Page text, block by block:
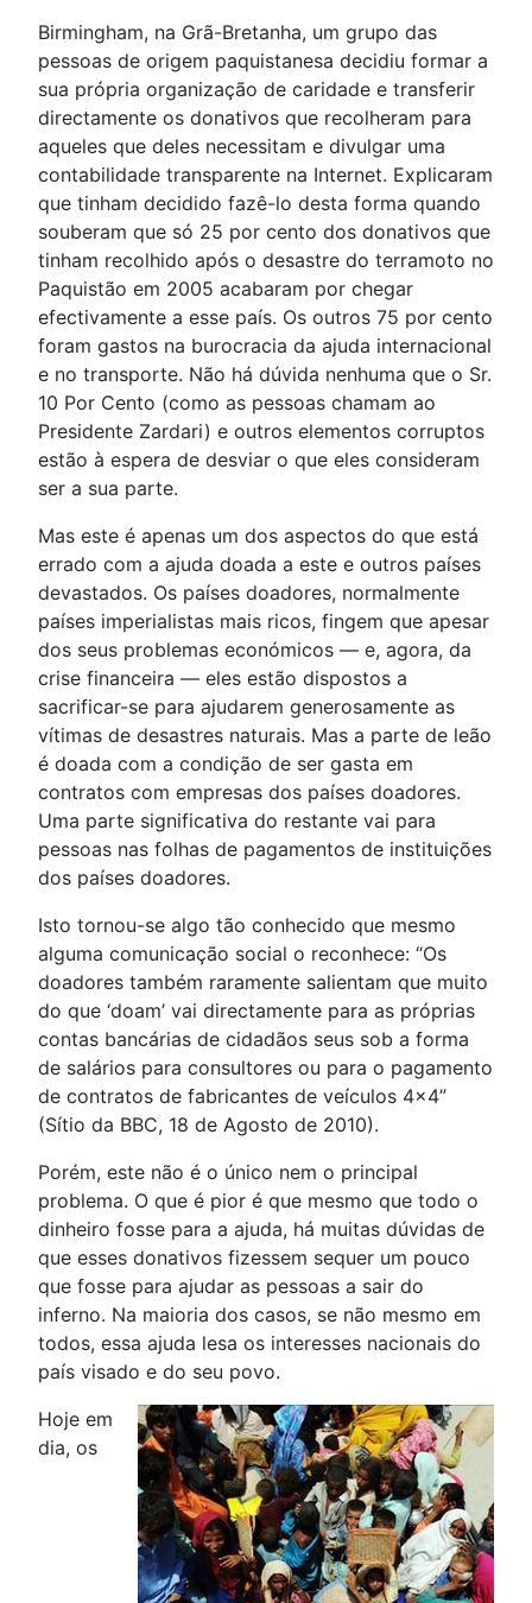
Birmingham, na Grã-Bretanha, um grupo das
pessoas de origem paquistanesa decidiu formar a
sua própria organização de caridade e transferir
directamente os donativos que recolheram para
aqueles que deles necessitam e divulgar uma
contabilidade transparente na Internet. Explicaram
que tinham decidido fazê-lo desta forma quando
souberam que só 25 por cento dos donativos que
tinham recolhido após o desastre do terramoto no
Paquistão em 2005 acabaram por chegar
efectivamente a esse país. Os outros 75 por cento
foram gastos na burocracia da ajuda internacional
e no transporte. Não há dúvida nenhuma que o Sr.
10 Por Cento (como as pessoas chamam ao
Presidente Zardari) e outros elementos corruptos
estão à espera de desviar o que eles consideram
ser a sua parte.
Mas este é apenas um dos aspectos do que está
errado com a ajuda doada a este e outros países
devastados. Os países doadores, normalmente
países imperialistas mais ricos, fingem que apesar
dos seus problemas económicos — e, agora, da
crise financeira — eles estão dispostos a
sacrificar-se para ajudarem generosamente as
vítimas de desastres naturais. Mas a parte de leão
é doada com a condição de ser gasta em
contratos com empresas dos países doadores.
Uma parte significativa do restante vai para
pessoas nas folhas de pagamentos de instituições
dos países doadores.
Isto tornou-se algo tão conhecido que mesmo
alguma comunicação social o reconhece: “Os
doadores também raramente salientam que muito
do que ‘doam’ vai directamente para as próprias
contas bancárias de cidadãos seus sob a forma
de salários para consultores ou para o pagamento
de contratos de fabricantes de veículos 4x4”
(Sítio da BBC, 18 de Agosto de 2010).
Porém, este não é o único nem o principal
problema. O que é pior é que mesmo que todo o
dinheiro fosse para a ajuda, há muitas dúvidas de
que esses donativos fizessem sequer um pouco
que fosse para ajudar as pessoas a sair do
inferno. Na maioria dos casos, se não mesmo em
todos, essa ajuda lesa os interesses nacionais do
país visado e do seu povo.
Hoje em
dia, os